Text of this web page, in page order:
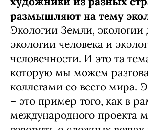
размышляют на тему
Экологии Земли, экологии
экологии человека и
человечности. И это та
которую мы можем
коллегами со всего мира.
– это пример того, как в
международного проекта